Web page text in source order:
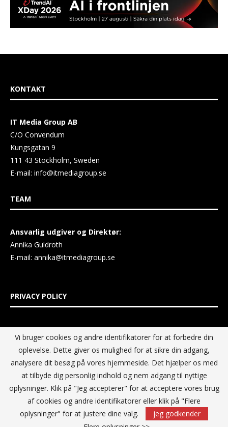
KONTAKT
IT Media Group AB
C/O Convendum
Kungsgatan 9
111 43 Stockholm, Sweden
E-mail: info@itmediagroup.se
TEAM
Ansvarlig udgiver og Direktør:
Annika Guldroth
E-mail: annika@itmediagroup.se
PRIVACY POLICY
IT MEDIA GROUP Data Privacy Policy
Vi bruger cookies og andre identifikatorer for at forbedre din
oplevelse. Dette giver os mulighed for at sikre din adgang,
analysere dit besøg på vores hjemmeside. Det hjælper os med
at tilbyde dig personlig indhold og nem adgang til nyttige
oplysninger. Klik på "Jeg accepterer" for at acceptere vores brug
af cookies og andre identifikatorer eller klik på "Flere
oplysninger" for at justere dine valg.
jeg godkender